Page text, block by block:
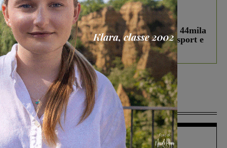
In vetrina 3 Agosto 2026
Estra Notizie agosto: Smart Cities, oltre 44mila
studenti coinvolti, torna il bando per lo sport e
debutta il podcast Estrair
Più lette
Cronaca 4 Agosto 2026